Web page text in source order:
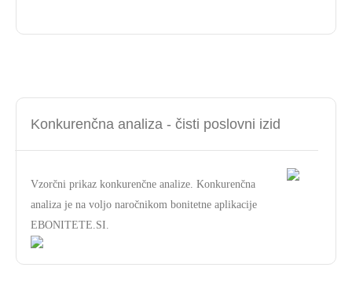
Konkurenčna analiza - čisti poslovni izid
Vzorčni prikaz konkurenčne analize. Konkurenčna
analiza je na voljo naročnikom bonitetne aplikacije
EBONITETE.SI.